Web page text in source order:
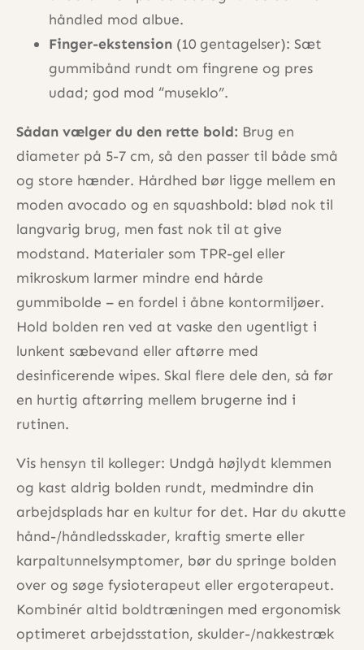
håndled mod albue.
Finger-ekstension (10 gentagelser): Sæt
gummibånd rundt om fingrene og pres
udad; god mod “museklo”.
Sådan vælger du den rette bold: Brug en
diameter på 5-7 cm, så den passer til både små
og store hænder. Hårdhed bør ligge mellem en
moden avocado og en squashbold: blød nok til
langvarig brug, men fast nok til at give
modstand. Materialer som TPR-gel eller
mikroskum larmer mindre end hårde
gummibolde – en fordel i åbne kontormiljøer.
Hold bolden ren ved at vaske den ugentligt i
lunkent sæbevand eller aftørre med
desinficerende wipes. Skal flere dele den, så før
en hurtig aftørring mellem brugerne ind i
rutinen.
Vis hensyn til kolleger: Undgå højlydt klemmen
og kast aldrig bolden rundt, medmindre din
arbejdsplads har en kultur for det. Har du akutte
hånd-/håndledsskader, kraftig smerte eller
karpaltunnelsymptomer, bør du springe bolden
over og søge fysioterapeut eller ergoterapeut.
Kombinér altid boldtræningen med ergonomisk
optimeret arbejdsstation, skulder-/nakke­stræk